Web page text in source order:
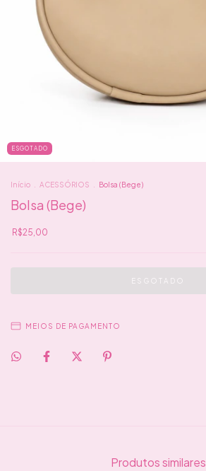
ESGOTADO
Início ACESSÓRIOS Bolsa (Bege)
Bolsa (Bege)
R$25,00
MEIOS DE PAGAMENTO
Produtos similares